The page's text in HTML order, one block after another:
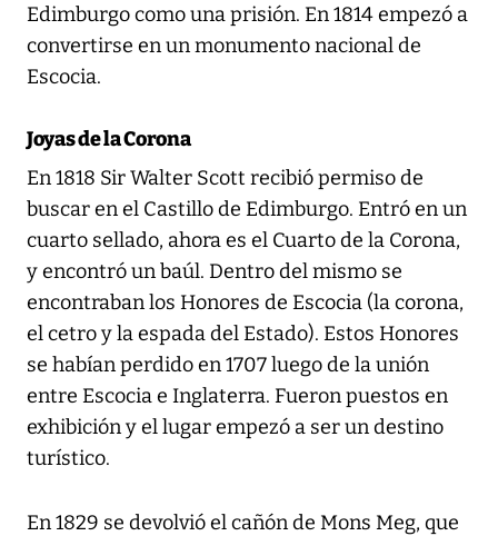
Edimburgo como una prisión. En 1814 empezó a
convertirse en un monumento nacional de
Escocia.
Joyas de la Corona
En 1818 Sir Walter Scott recibió permiso de
buscar en el Castillo de Edimburgo. Entró en un
cuarto sellado, ahora es el Cuarto de la Corona,
y encontró un baúl. Dentro del mismo se
encontraban los Honores de Escocia (la corona,
el cetro y la espada del Estado). Estos Honores
se habían perdido en 1707 luego de la unión
entre Escocia e Inglaterra. Fueron puestos en
exhibición y el lugar empezó a ser un destino
turístico.
En 1829 se devolvió el cañón de Mons Meg, que